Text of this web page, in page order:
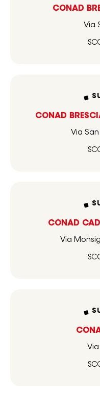
CONAD
Via
CONAD
Via
CONAD
Via